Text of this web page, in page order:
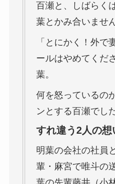
百瀬と、しばらく
葉とかみ合いません
「とにかく！外で
ールはやめてくだ
葉。
何を怒っているの
ンとする百瀬でした
すれ違う2人の想
明葉の会社の社員
輩・麻宮で唯斗の